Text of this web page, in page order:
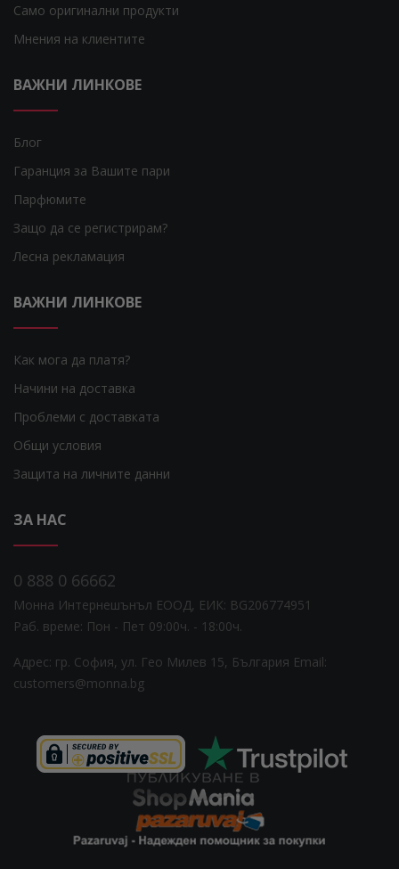
Само оригинални продукти
Мнения на клиентите
ВАЖНИ ЛИНКОВЕ
Блог
Гаранция за Вашите пари
Парфюмите
Защо да се регистрирам?
Лесна рекламация
ВАЖНИ ЛИНКОВЕ
Как мога да платя?
Начини на доставка
Проблеми с доставката
Общи условия
Защита на личните данни
ЗА НАС
0 888 0 66662
Монна Интернешънъл ЕООД, ЕИК: BG206774951
Раб. време: Пoн - Пет 09:00ч. - 18:00ч.
Адрес: гр. София, ул. Гео Милев 15, България Email:
customers@monna.bg